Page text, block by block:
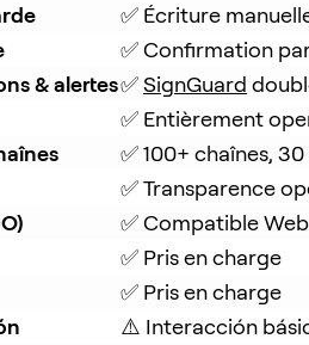
✅ Écriture
✅ Confirmation
& alertes✅ SignGuard
✅ Entièrement
✅ 100+ chaînes,
✅ Transparence
✅ Compatible
✅ Pris en charge
✅ Pris en charge
⚠️ Interacción